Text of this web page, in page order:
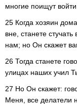
многие поищут войти
25 Когда хозяин
вне, станете
нам; но Он скажет
26 Тогда станете
улицах наших учил
27 Но Он скажет:
Меня, все делатели